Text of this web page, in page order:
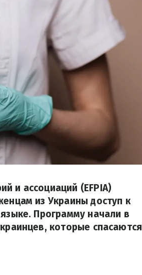
и ассоциаций (EFPIA)
из Украины доступ к
Программу начали в
которые спасаются